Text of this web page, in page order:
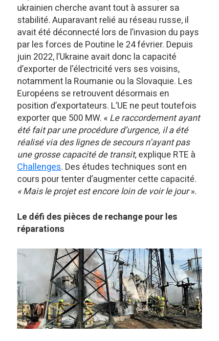
ukrainien cherche avant tout à assurer sa
stabilité. Auparavant relié au réseau russe, il
avait été déconnecté lors de l’invasion du pays
par les forces de Poutine le 24 février. Depuis
juin 2022, l’Ukraine avait donc la capacité
d’exporter de l’électricité vers ses voisins,
notamment la Roumanie ou la Slovaquie. Les
Européens se retrouvent désormais en
position d’exportateurs. L’UE ne peut toutefois
exporter que 500 MW. «Le raccordement ayant
été fait par une procédure d’urgence, il a été
réalisé via des lignes de secours n’ayant pas
une grosse capacité de transit, explique RTE à
Challenges. Des études techniques sont en
cours pour tenter d’augmenter cette capacité.
« Mais le projet est encore loin de voir le jour».
Le défi des pièces de rechange pour les
réparations